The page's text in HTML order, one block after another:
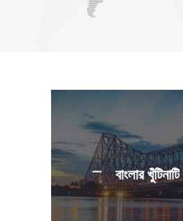
বাংলার খুঁটিনাটি